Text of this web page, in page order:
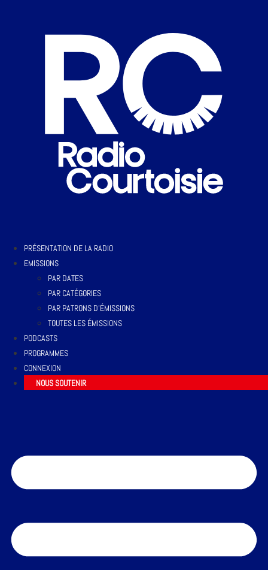
PRÉSENTATION DE LA RADIO
EMISSIONS
PAR DATES
PAR CATÉGORIES
PAR PATRONS D’ÉMISSIONS
TOUTES LES ÉMISSIONS
PODCASTS
PROGRAMMES
CONNEXION
NOUS SOUTENIR